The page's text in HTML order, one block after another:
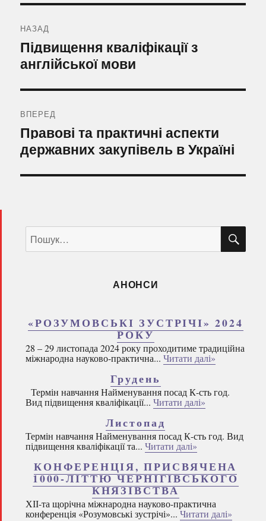
записів
НАЗАД
Попередній
запис:
Підвищення кваліфікації з
англійської мови
ВПЕРЕД
Наступний
запис:
Правові та практичні аспекти
державних закупівель в Україні
за
запитом:
АНОНСИ
«РОЗУМОВСЬКІ ЗУСТРІЧІ» 2024
РОКУ
28 – 29 листопада 2024 року проходитиме традиційна
міжнародна науково-практична... Читати далі»
Грудень
Термін навчання Найменування посад К-сть год.
Вид підвищення кваліфікації... Читати далі»
Листопад
Термін навчання Найменування посад К-сть год. Вид
підвищення кваліфікації та... Читати далі»
КОНФЕРЕНЦІЯ, ПРИСВЯЧЕНА
1000-ЛІТТЮ ЧЕРНІГІВСЬКОГО
КНЯЗІВСТВА
ХІІ-та щорічна міжнародна науково-практична
конференція «Розумовські зустрічі»... Читати далі»